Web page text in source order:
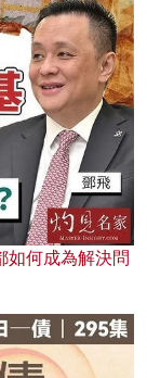
如何成為解決問